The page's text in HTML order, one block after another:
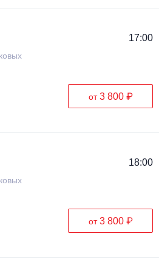
17:00
от3 800 ₽
18:00
от3 800 ₽